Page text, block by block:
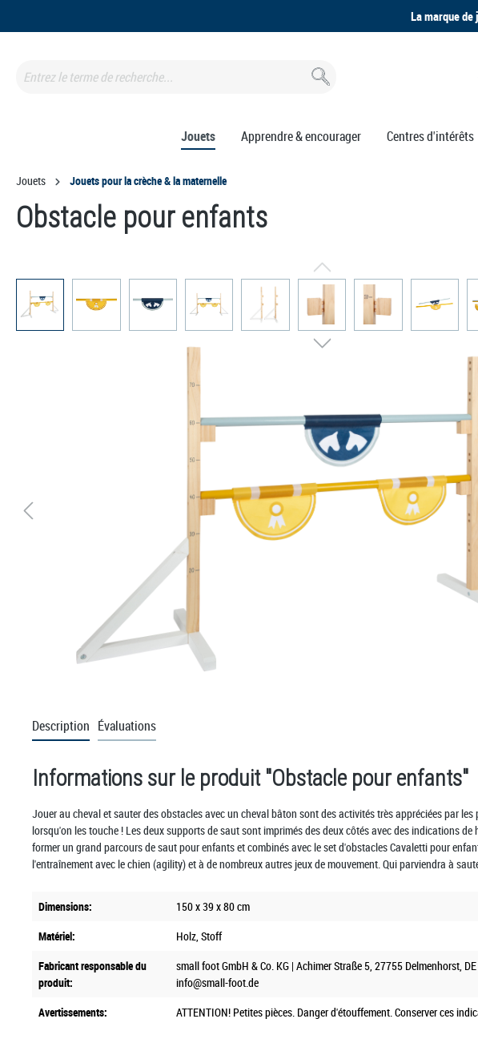
La marque
Jouets Apprendre & encourager Centres d'intérêts
Jouets Jouets pour la crèche & la maternelle
Obstacle pour enfants
Description Évaluations
Informations sur le produit "Obstacle pour enfants"
Jouer au cheval et sauter des obstacles avec un cheval bâton sont des activités très appréciées par
lorsqu'on les touche ! Les deux supports de saut sont imprimés des deux côtés avec des indications
former un grand parcours de saut pour enfants et combinés avec le set d'obstacles Cavaletti pour
l'entraînement avec le chien (agility) et à de nombreux autres jeux de mouvement. Qui parviendra à
Dimensions:
150 x 39 x 80 cm
Matériel:
Holz , Stoff
Fabricant responsable du
produit:
small foot GmbH & Co. KG | Achimer Straße 5, 27755 Delmenhorst, DE
info@small-foot.de
Avertissements:
ATTENTION! Petites pièces. Danger d'étouffement. Conserver ces